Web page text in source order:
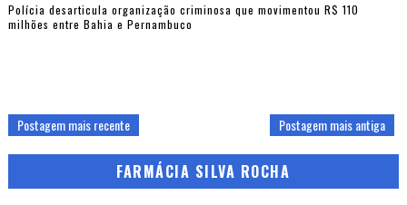
Polícia desarticula organização criminosa que movimentou R$ 110
milhões entre Bahia e Pernambuco
Postagem mais recente Postagem mais antiga
FARMÁCIA SILVA ROCHA